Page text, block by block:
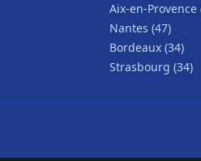
Aix-en-Provence
Nantes (47)
Bordeaux (34)
Strasbourg (34)